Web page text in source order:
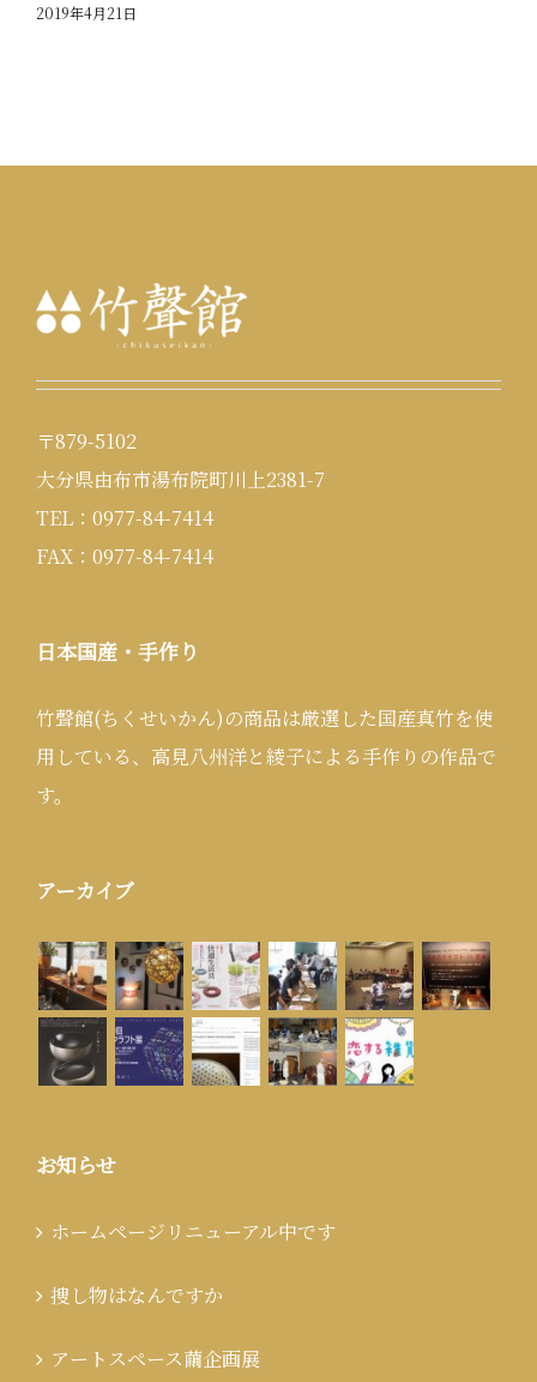
2019年4月21日
〒879-5102
大分県由布市湯布院町川上2381-7
TEL：0977-84-7414
FAX：0977-84-7414
日本国産・手作り
竹聲館(ちくせいかん)の商品は厳選した国産真竹を使
用している、高見八州洋と綾子による手作りの作品で
す。
アーカイブ
お知らせ
ホームページリニューアル中です
捜し物はなんですか
アートスペース繭企画展